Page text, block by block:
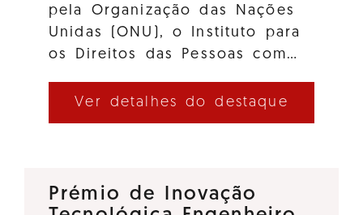
pela Organização das Nações
Unidas (ONU), o Instituto para
os Direitos das Pessoas com…
Ver detalhes do destaque
Prémio de Inovação